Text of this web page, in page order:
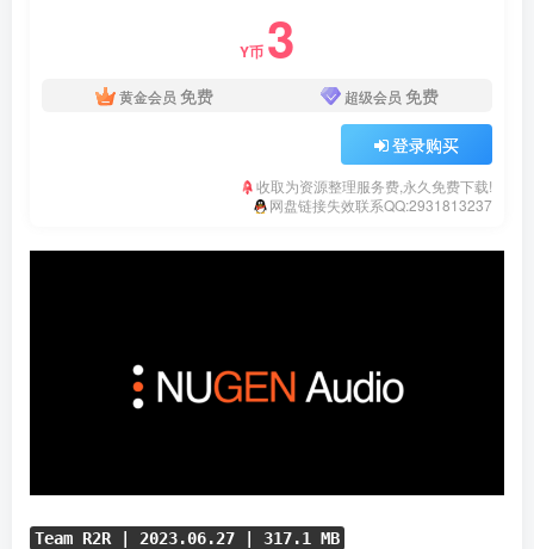
Y币 3
黄金会员 免费 超级会员 免费
登录购买
收取为资源整理服务费,永久免费下载!
网盘链接失效联系QQ:2931813237
Team R2R | 2023.06.27 | 317.1 MB